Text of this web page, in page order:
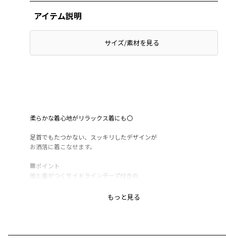
アイテム説明
サイズ/素材を見る
柔らかな着心地がリラックス着にも〇
足首でもたつかない、スッキリしたデザインが
お洒落に着こなせます。
■ポイント
他と差がつくサイドラインテープ付きの
もっと見る